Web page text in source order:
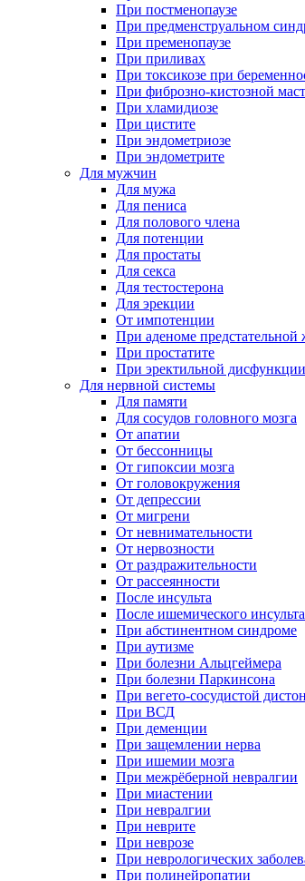
При постменопаузе
При предменструальном
При пременопаузе
При приливах
При токсикозе при
При фиброзно-кистозной
При хламидиозе
При цистите
При эндометриозе
При эндометрите
Для мужчин
Для мужа
Для пениса
Для полового члена
Для потенции
Для простаты
Для секса
Для тестостерона
Для эрекции
От импотенции
При аденоме предстательной
При простатите
При эректильной дисфункции
Для нервной системы
Для памяти
Для сосудов головного мозга
От апатии
От бессонницы
От гипоксии мозга
От головокружения
От депрессии
От мигрени
От невнимательности
От нервозности
От раздражительности
От рассеянности
После инсульта
После ишемического инсульта
При абстинентном синдроме
При аутизме
При болезни Альцгеймера
При болезни Паркинсона
При вегето-сосудистой
При ВСД
При деменции
При защемлении нерва
При ишемии мозга
При межрёберной невралгии
При миастении
При невралгии
При неврите
При неврозе
При неврологических
При полинейропатии